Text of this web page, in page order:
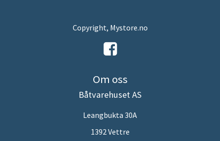
Copyright, Mystore.no
Om oss
Båtvarehuset AS
Leangbukta 30A
1392 Vettre